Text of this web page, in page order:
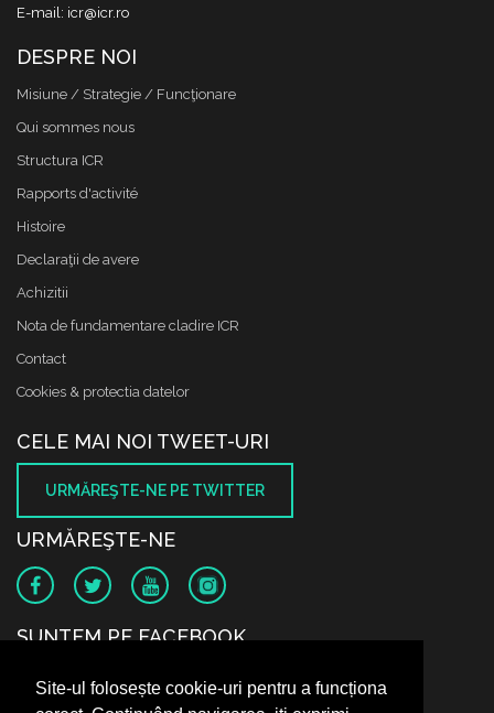
Site-ul folosește cookie-uri pentru a funcționa
E-mail: icr@icr.ro
DESPRE NOI
Misiune / Strategie / Funcţionare
Qui sommes nous
Structura ICR
Rapports d'activité
Histoire
Declaraţii de avere
Achizitii
Nota de fundamentare cladire ICR
Contact
Cookies & protectia datelor
CELE MAI NOI TWEET-URI
URMĂREŞTE-NE PE TWITTER
URMĂREŞTE-NE
SUNTEM PE FACEBOOK